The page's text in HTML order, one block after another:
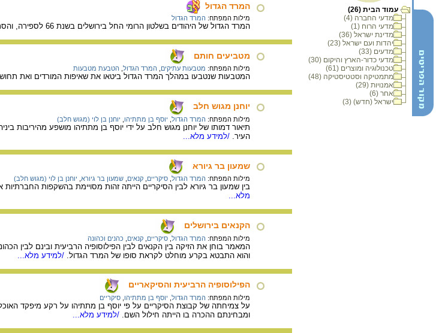
עמוד הבית (26)
מדעי החברה (4)
מדעי הרוח (1)
מדינת ישראל (36)
יהדות ועם ישראל (23)
מדעים (33)
מדעי כדור-הארץ והיקום (30)
טכנולוגיה ומוצרים (61)
מתמטיקה וסטטיסטיקה (48)
אמנויות (29)
אחר (6)
ישראל (חדש) (3)
המרד הגדול
מילות המפתח: המרד הגדול
המרד הגדול של היהודים בשלטון הרומי החל בירושלים בשנת 66 לספירה, והסתיים עם נפילת מצדה בשנת 73 לספירה.
מטביעים חותם
מילות המפתח: מטבעות עתיקים המרד הגדול הטבעת מטבעות
המטבעות שנטבעו במהלך המרד הגדול ביטאו את שאיפות המורדים ואת
יוחנן מגוש חלב
מילות המפתח: המרד הגדול יוסף בן מתתיהו יוחנן בן לוי (מגוש חלב)
תיאור דמותו של יוחנן מגוש חלב על ידי יוסף בן מתתיהו מושפע מהיריבות
העיר. /למידע מלא...
שמעון בר גיורא
מילות המפתח: המרד הגדול סיקריים קנאים שמעון בר גיורא יוחנן בן לוי (מגוש חלב)
בין שמעון בר גיורא לבין הסיקריים הייתה זהות מסויימת בהשקפות
מלא...
הקנאים בירושלים
מילות המפתח: המרד הגדול סיקריים קנאים כהנים וכהונה
המאמר בוחן את הזיקה בין הקנאים לבין הפילוסופיה הרביעית ובינם לבין
והוא התבטא בקרע מוחלט לקראת סופו של המרד הגדול. /למידע מלא...
הפילוסופיה הרביעית והסיקאריים
מילות המפתח: המרד הגדול יוסף בן מתתיהו סיקריים
ומבחינתם ההכרה בו הייתה חילול השם. /למידע מלא...